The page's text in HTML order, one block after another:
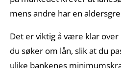
mens andre har en
Det er viktig å være klar
du søker om lån, slik at du
ulike bankenes